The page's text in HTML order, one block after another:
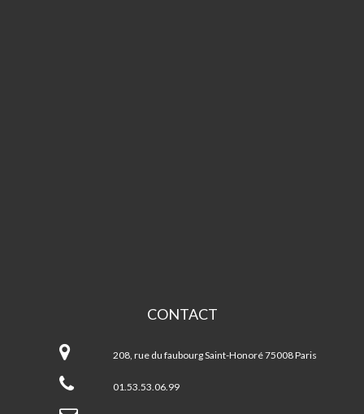
CONTACT
Beaujon
208, rue du faubourg Saint-Honoré 75008 Paris
01.53.53.06.99